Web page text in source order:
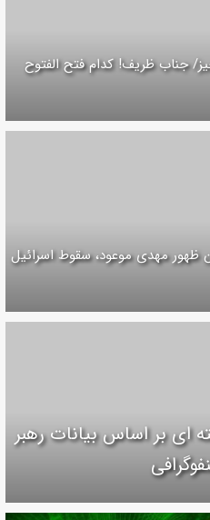
جناب ظریف! کدام فتح الفتوح
ظهور مهدی موعود، سقوط اسرائیل
ای بر اساس بیانات رهبر